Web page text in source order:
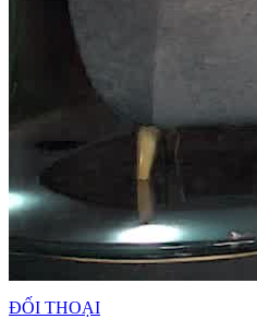
ĐỐI THOẠI